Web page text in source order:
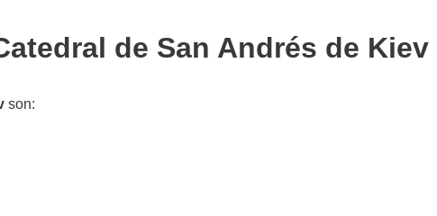
de San Andrés de Kiev
son: